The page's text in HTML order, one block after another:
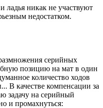
ладья никак не участвуют
недостатком.
серийных
позицию на мат в один
количество ходов
В качестве компенсации за
задачу на серийный
и промахнуться: